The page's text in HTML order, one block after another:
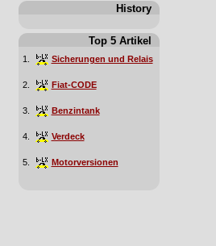
History
Top 5 Artikel
1. Sicherungen und Relais
2. Fiat-CODE
3. Benzintank
4. Verdeck
5. Motorversionen